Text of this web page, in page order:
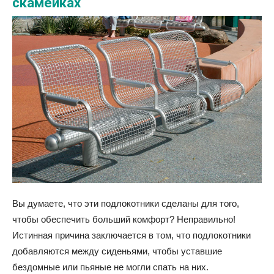
Вы думаете, что эти подлокотники сделаны для того,
чтобы обеспечить больший комфорт? Неправильно!
Истинная причина заключается в том, что подлокотники
добавляются между сиденьями, чтобы уставшие
бездомные или пьяные не могли спать на них.